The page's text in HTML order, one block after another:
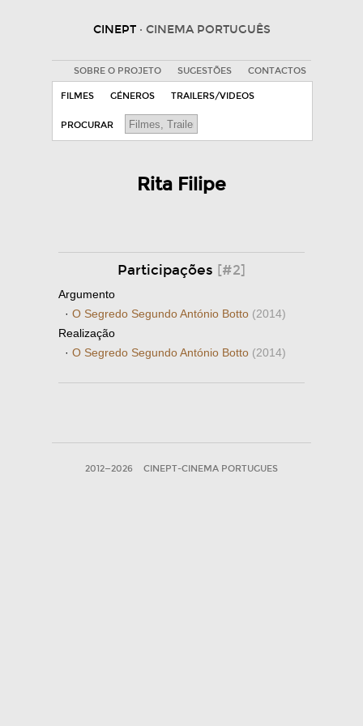
CINEPT · CINEMA PORTUGUÊS
SOBRE O PROJETO SUGESTÕES CONTACTOS
FILMES GÉNEROS TRAILERS/VIDEOS
PROCURAR
Rita Filipe
Participações [#2]
Argumento
· O Segredo Segundo António Botto (2014)
Realização
· O Segredo Segundo António Botto (2014)
2012—2026 CINEPT-CINEMA PORTUGUES